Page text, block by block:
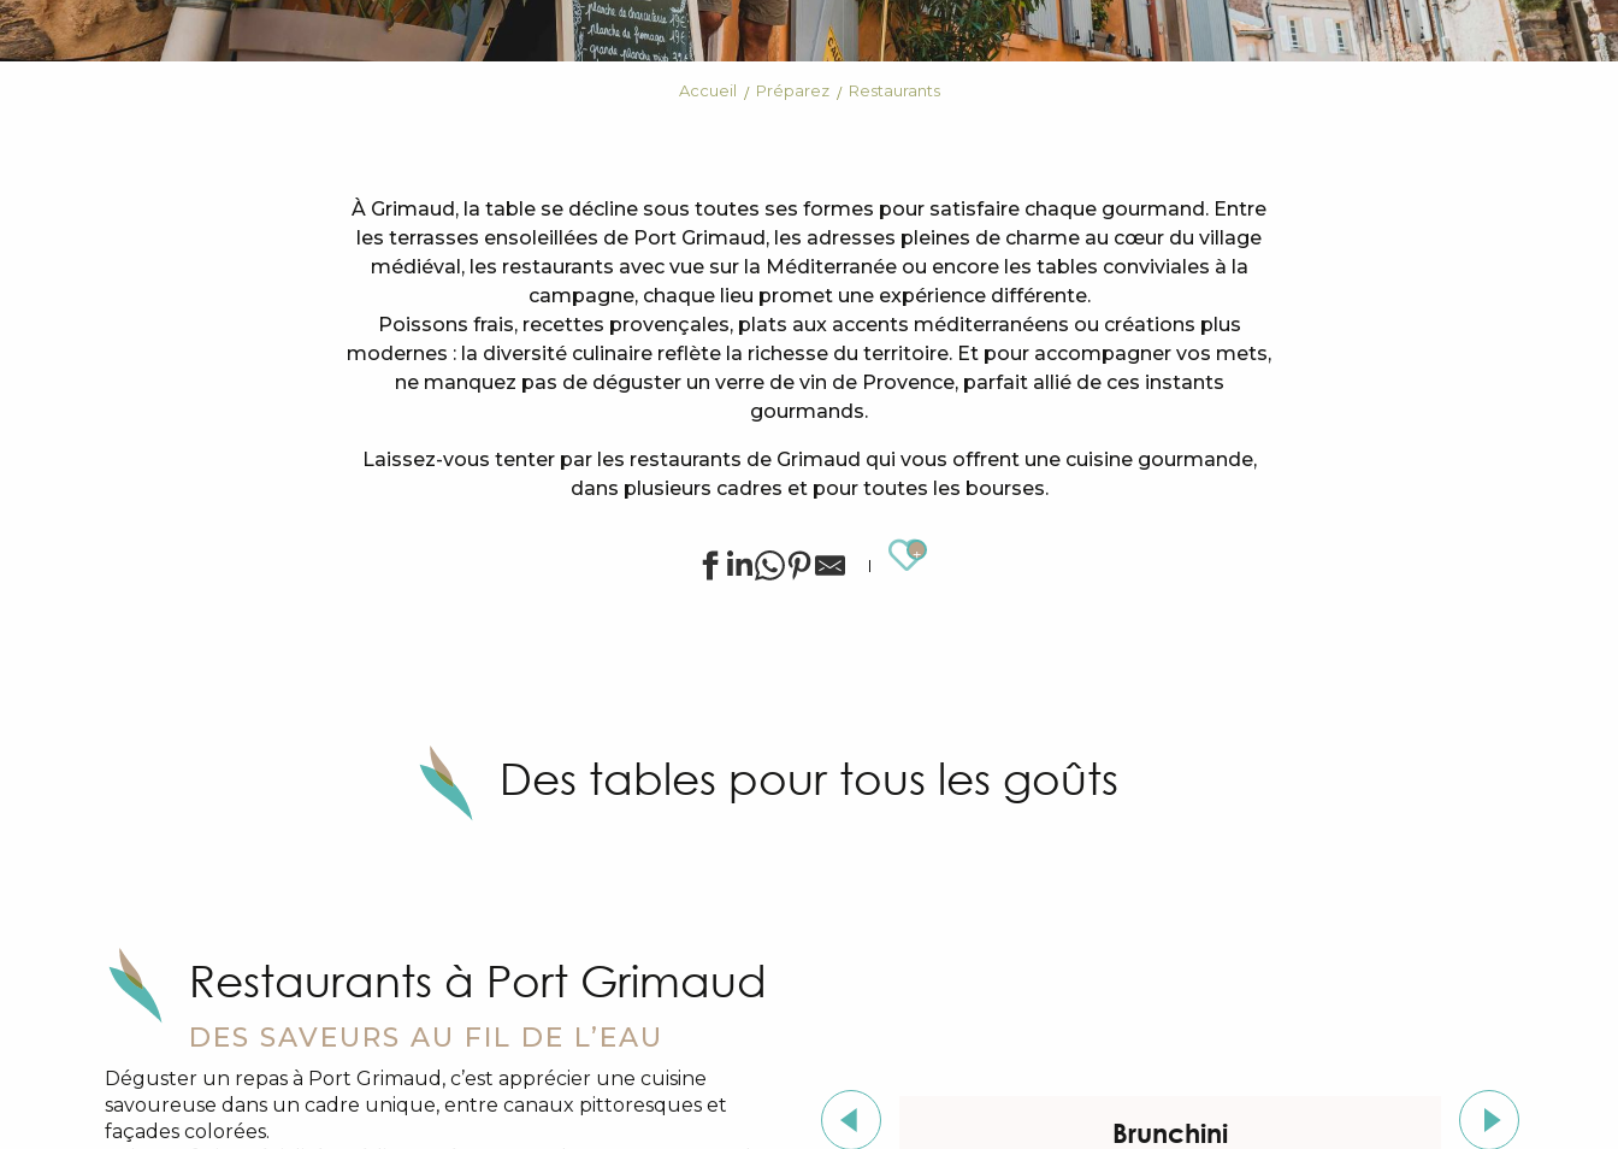
Accueil Préparez Restaurants
À Grimaud, la table se décline sous toutes ses formes pour satisfaire chaque gourmand. Entre
les terrasses ensoleillées de Port Grimaud, les adresses pleines de charme au cœur du village
médiéval, les restaurants avec vue sur la Méditerranée ou encore les tables conviviales à la
campagne, chaque lieu promet une expérience différente.
Poissons frais, recettes provençales, plats aux accents méditerranéens ou créations plus
modernes : la diversité culinaire reflète la richesse du territoire. Et pour accompagner vos mets,
ne manquez pas de déguster un verre de vin de Provence, parfait allié de ces instants
gourmands.
Laissez-vous tenter par les restaurants de Grimaud qui vous offrent une cuisine gourmande,
dans plusieurs cadres et pour toutes les bourses.
Ajouter aux favoris
Des tables pour tous les goûts
Restaurants à Port Grimaud
DES SAVEURS AU FIL DE L’EAU
Déguster un repas à Port Grimaud, c’est apprécier une cuisine
savoureuse dans un cadre unique, entre canaux pittoresques et
façades colorées.
Brunchini